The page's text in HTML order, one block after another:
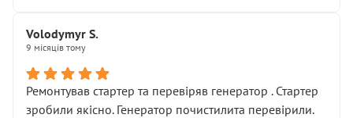
Volodymyr S.
9 місяців тому
Ремонтував стартер та перевіряв генератор . Стартер
зробили якісно. Генератор почистилита перевірили.